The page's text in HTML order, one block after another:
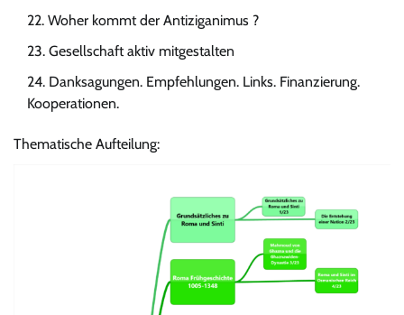
Woher kommt der Antiziganimus ?
Gesellschaft aktiv mitgestalten
Danksagungen. Empfehlungen. Links. Finanzierung.
Kooperationen.
Thematische Aufteilung: